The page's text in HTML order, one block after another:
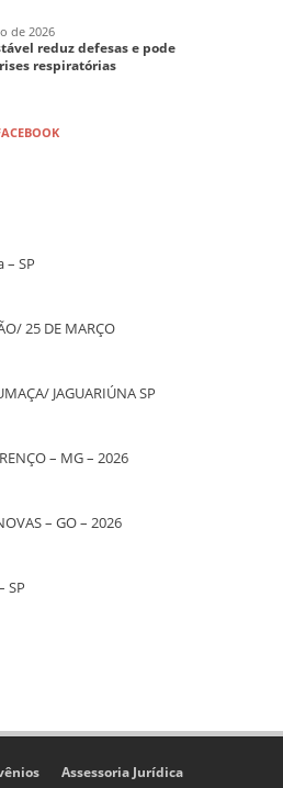
de 2026
reduz defesas e pode
respiratórias
– SP
25 DE MARÇO
JAGUARIÚNA SP
– MG – 2026
– GO – 2026
SP
Assessoria Jurídica